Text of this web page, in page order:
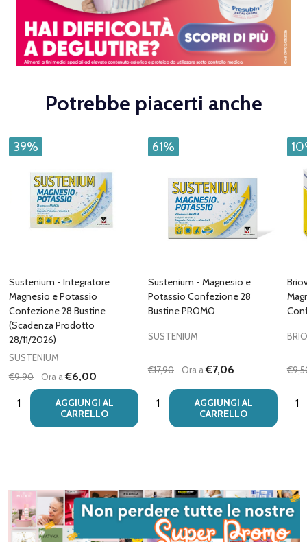
Potrebbe piacerti anche
39%
Sustenium - Integratore
Magnesio e Potassio
Confezione 28 Bustine
(Scadenza Prodotto
28/11/2026)
SUSTENIUM
€9,90
Ora a€6,00
Quantità:
AGGIUNGI AL
CARRELLO
61%
Sustenium - Magnesio e
Potassio Confezione 28
Bustine PROMO
SUSTENIUM
€17,90 Ora a€7,06
Quantità:
AGGIUNGI AL
CARRELLO